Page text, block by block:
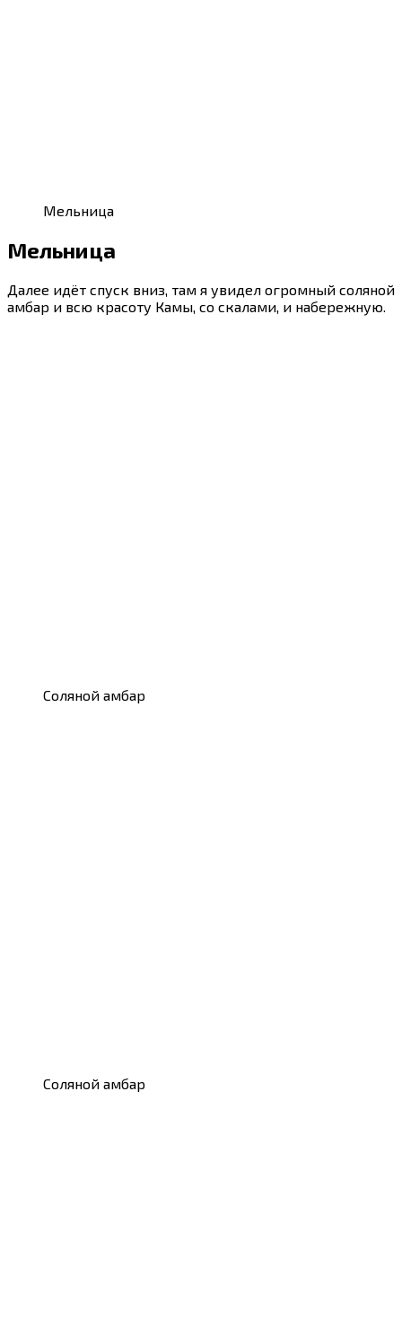
Мельница
Мельница
Далее идёт спуск вниз, там я увидел огромный соляной
амбар и всю красоту Камы, со скалами, и набережную.
Соляной амбар
Соляной амбар